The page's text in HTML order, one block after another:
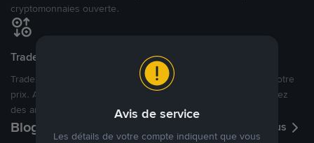
cryptomonnaies ouverte.
Tradez à des prix avantageux pour vous
Tradez des cryptos en étant libres d’acheter et de vendre à votre
prix. Achetez ou vendez à partir des offres existantes, ou créez
des annonces commerciales pour fixer vos propres prix.
Blog P2P Voir plus
Avis de service
Les détails de votre compte indiquent que vous